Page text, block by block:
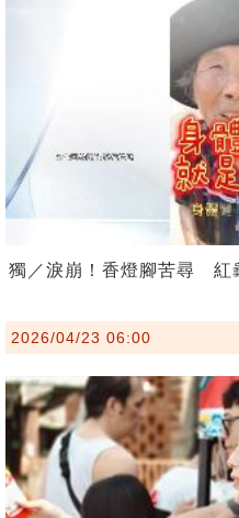
獨／淚崩！香燈腳苦尋 紅
2026/04/23 06:00